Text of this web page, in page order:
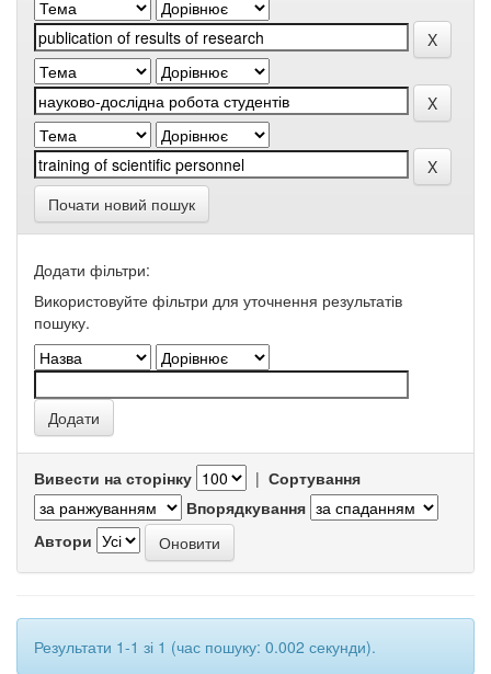
Почати новий пошук
Додати фільтри:
Використовуйте фільтри для уточнення результатів
пошуку.
Вивести на сторінку | Сортування
Впорядкування
Автори
Результати 1-1 зі 1 (час пошуку: 0.002 секунди).